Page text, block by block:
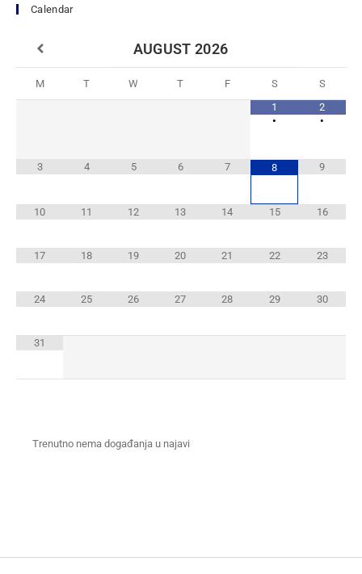
Calendar
AUGUST 2026
M T W T F S
S
1
•
2
•
3 4 5 6 7 8 9
10 11 12 13 14 15 16
17 18 19 20 21 22 23
24 25 26 27 28 29 30
31
Trenutno nema događanja u najavi